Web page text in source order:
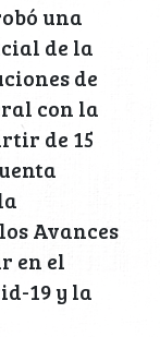
una
de la
de
con la
de 15
Avances
en el
19 y la